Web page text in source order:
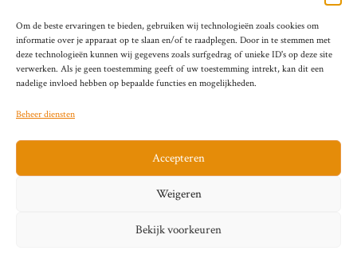
Om de beste ervaringen te bieden, gebruiken wij technologieën zoals cookies om
informatie over je apparaat op te slaan en/of te raadplegen. Door in te stemmen met
deze technologieën kunnen wij gegevens zoals surfgedrag of unieke ID's op deze site
verwerken. Als je geen toestemming geeft of uw toestemming intrekt, kan dit een
nadelige invloed hebben op bepaalde functies en mogelijkheden.
Beheer diensten
Accepteren
Weigeren
Bekijk voorkeuren
Hardnekkige Inflatie bij de ‘Grote Vier’
van de Eurozone
Mei 29, 2026
Sitemap Contact Privacybeleid (EU)
Impressum
Cookiebeleid (EU)